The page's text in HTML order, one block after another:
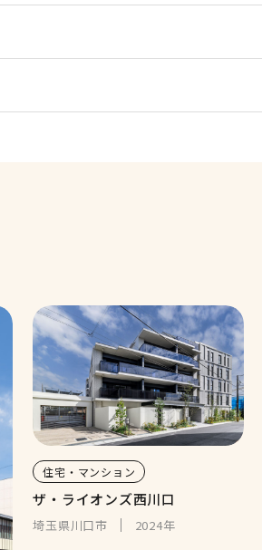
住宅・マンション
ザ・ライオンズ西川口
埼玉県川口市 2024年